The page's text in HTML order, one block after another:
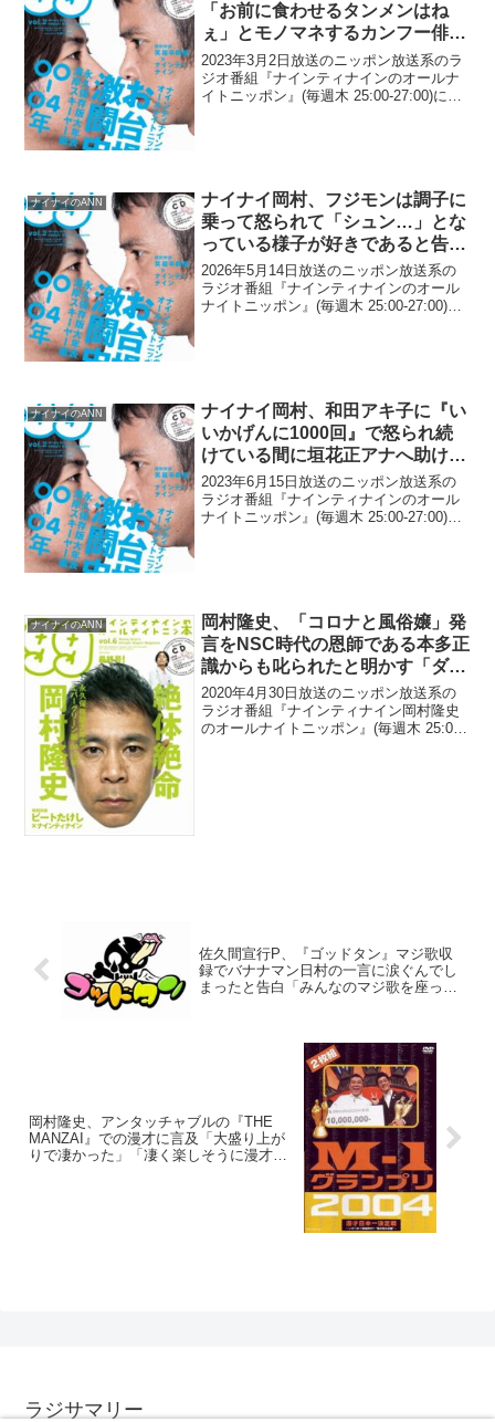
「お前に食わせるタンメンはね
ぇ」とモノマネするカンフー俳優
と意外な接点があったと告白
2023年3月2日放送のニッポン放送系のラ
ジオ番組『ナインティナインのオールナ
イトニッポン』(毎週木 25:00-27:00)に
ナイナイのANN
ナイナイ岡村、フジモンは調子に
乗って怒られて「シュン…」とな
っている様子が好きであると告白
「あのフジモンがやっぱ好き」
2026年5月14日放送のニッポン放送系の
ラジオ番組『ナインティナインのオール
ナイトニッポン』(毎週木 25:00-27:00)に
ナイナイのANN
ナイナイ岡村、和田アキ子に『い
いかげんに1000回』で怒られ続
けている間に垣花正アナへ助けを
求めるも「全然味方してくれなか
った」
2023年6月15日放送のニッポン放送系の
ラジオ番組『ナインティナインのオール
ナイトニッポン』(毎週木 25:00-27:00)に
ナイナイのANN
岡村隆史、「コロナと風俗嬢」発
言をNSC時代の恩師である本多正
識からも叱られたと明かす「ダメ
なんだ、お前の言ったことは違う
んだ」
2020年4月30日放送のニッポン放送系の
ラジオ番組『ナインティナイン岡村隆史
のオールナイトニッポン』(毎週木 25:00-
佐久間宣行P、『ゴッドタン』マジ歌収
録でバナナマン日村の一言に涙ぐんでし
まったと告白「みんなのマジ歌を座って
岡村隆史、アンタッチャブルの『THE
MANZAI』での漫才に言及「大盛り上が
りで凄かった」「凄く楽しそうに漫才し
ラジサマリー